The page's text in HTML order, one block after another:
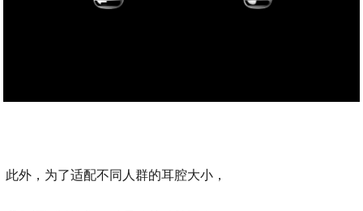
此外，为了适配不同人群的耳腔大小，